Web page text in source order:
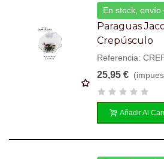
En stock, envío
Paraguas
Crepúsculo
Referencia:
25,95 €
Añadir Al